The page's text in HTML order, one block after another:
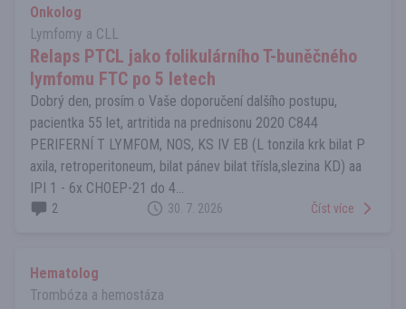
Onkolog
Lymfomy a CLL
Relaps PTCL jako folikulárního T-buněčného
lymfomu FTC po 5 letech
Dobrý den, prosím o Vaše doporučení dalšího postupu,
pacientka 55 let, artritida na prednisonu 2020 C844
PERIFERNÍ T LYMFOM, NOS, KS IV EB (L tonzila krk bilat P
axila, retroperitoneum, bilat pánev bilat třísla,slezina KD) aa
IPI 1 - 6x CHOEP-21 do 4...
2 30. 7. 2026 Číst více
Hematolog
Trombóza a hemostáza